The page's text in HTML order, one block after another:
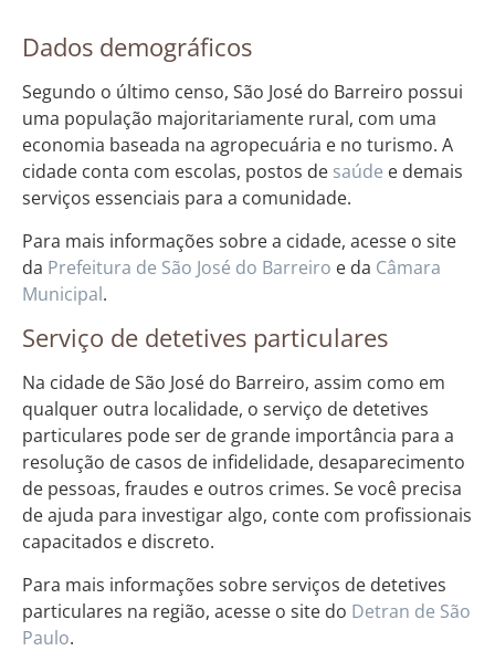
Dados demográficos
Segundo o último censo, São José do Barreiro possui
uma população majoritariamente rural, com uma
economia baseada na agropecuária e no turismo. A
cidade conta com escolas, postos de saúde e demais
serviços essenciais para a comunidade.
Para mais informações sobre a cidade, acesse o site
da Prefeitura de São José do Barreiro e da Câmara
Municipal.
Serviço de detetives particulares
Na cidade de São José do Barreiro, assim como em
qualquer outra localidade, o serviço de detetives
particulares pode ser de grande importância para a
resolução de casos de infidelidade, desaparecimento
de pessoas, fraudes e outros crimes. Se você precisa
de ajuda para investigar algo, conte com profissionais
capacitados e discreto.
Para mais informações sobre serviços de detetives
particulares na região, acesse o site do Detran de São
Paulo.